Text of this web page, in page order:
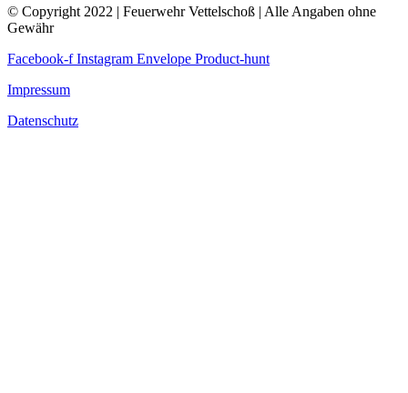
© Copyright 2022 | Feuerwehr Vettelschoß | Alle Angaben ohne
Gewähr
Facebook-f Instagram Envelope Product-hunt
Impressum
Datenschutz